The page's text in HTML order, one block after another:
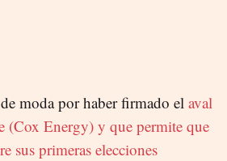
moda por haber firmado el aval
(Cox Energy) y que permite que
sus primeras elecciones